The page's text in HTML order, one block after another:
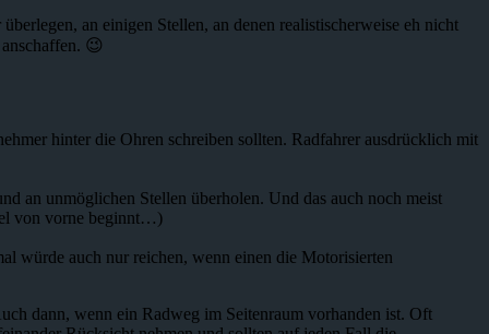
an einigen Stellen, an denen realistischerweise eh nicht
😉
hinter die Ohren schreiben sollten. Radfahrer ausdrücklich mit
an unmöglichen Stellen überholen. Und das auch noch meist
von vorne beginnt…)
würde auch nur reichen, wenn einen die Motorisierten
dann, wenn ein Radweg im Seitenraum vorhanden ist. Oft